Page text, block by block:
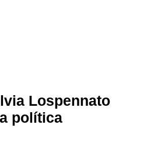
Lospennato
política